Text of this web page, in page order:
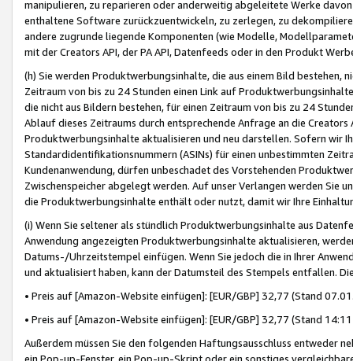
manipulieren, zu reparieren oder anderweitig abgeleitete Werke
enthaltene Software zurückzuentwickeln, zu zerlegen, zu
andere zugrunde liegende Komponenten (wie Modelle,
mit der Creators API, der PA API, Datenfeeds oder in den Produkt
(h) Sie werden Produktwerbungsinhalte, die aus einem Bild bestehen,
Zeitraum von bis zu 24 Stunden einen Link auf
die nicht aus Bildern bestehen, für einen Zeitraum von bis zu 24
Ablauf dieses Zeitraums durch entsprechende Anfrage an die
Produktwerbungsinhalte aktualisieren und neu darstellen. Sofern wir
Standardidentifikationsnummern (ASINs) für einen unbestimmten
Kundenanwendung, dürfen unbeschadet des Vorstehenden
Zwischenspeicher abgelegt werden. Auf unser Verlangen werden Sie
die Produktwerbungsinhalte enthält oder nutzt, damit wir Ihre
(i) Wenn Sie seltener als stündlich Produktwerbungsinhalte aus
Anwendung angezeigten Produktwerbungsinhalte aktualisieren,
Datums-/Uhrzeitstempel einfügen. Wenn Sie jedoch die in Ihrer
und aktualisiert haben, kann der Datumsteil des Stempels entfallen.
• Preis auf [Amazon-Website einfügen]: [EUR/GBP] 32,77 (Stand
• Preis auf [Amazon-Website einfügen]: [EUR/GBP] 32,77 (Stand
Außerdem müssen Sie den folgenden Haftungsausschluss entweder
ein Pop-up-Fenster, ein Pop-up-Skript oder ein sonstiges